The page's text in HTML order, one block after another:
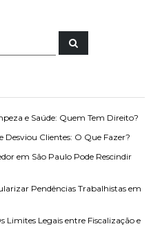
P
s
r
e Saúde: Quem Tem Direito?
Clientes: O Que Fazer?
em São Paulo Pode Rescindir
Pendências Trabalhistas em
Legais entre Fiscalização e